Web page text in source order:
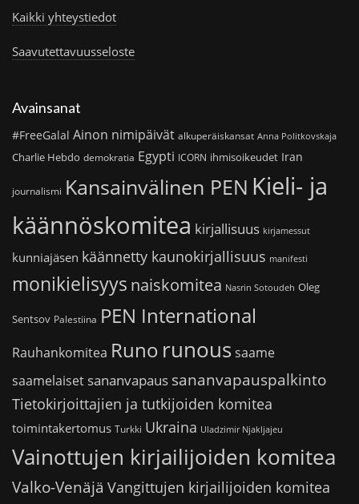
Kaikki yhteystiedot
Saavutettavuusseloste
Avainsanat
#FreeGalal Ainon nimipäivät alkuperäiskansat Anna Politkovskaja
Charlie Hebdo demokratia Egypti ICORN ihmisoikeudet Iran
journalismi Kansainvälinen PEN Kieli- ja
käännöskomitea kirjallisuus kirjamessut
kunniajäsen käännetty kaunokirjallisuus manifesti
monikielisyys naiskomitea Nasrin Sotoudeh Oleg
Sentsov Palestiina PEN International
Rauhankomitea Runo runoussaame
saamelaiset sananvapaus sananvapauspalkinto
Tietokirjoittajien ja tutkijoiden komitea
toimintakertomus Turkki Ukraina Uladzimir Njakljajeu
Vainottujen kirjailijoiden komitea
Valko-Venäjä Vangittujen kirjailijoiden komitea